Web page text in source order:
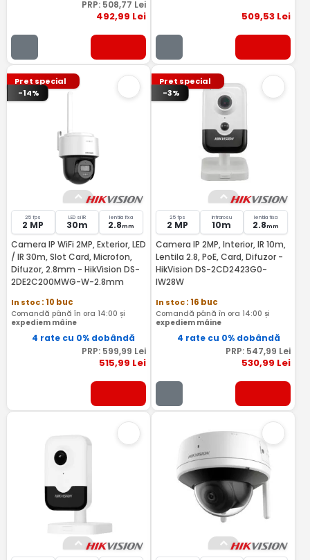
PRP: 508,77 Lei
492,99 Lei 509,53 Lei
Pret special
-14%
25 fps
2 MP
LED si IR
30m
lentila fixa
2.8mm
Camera IP WiFi 2MP, Exterior, LED
/ IR 30m, Slot Card, Microfon,
Difuzor, 2.8mm - HikVision DS-
2DE2C200MWG-W-2.8mm
In stoc: 10 buc
Comandă până în ora 14:00 și
expediem mâine
4 rate cu 0% dobândă
PRP: 599,99 Lei
515,99 Lei
Pret special
-3%
25 fps
2 MP
Infrarosu
10m
lentila fixa
2.8mm
Camera IP 2MP, Interior, IR 10m,
Lentila 2.8, PoE, Card, Difuzor -
HikVision DS-2CD2423G0-
IW28W
In stoc: 16 buc
Comandă până în ora 14:00 și
expediem mâine
4 rate cu 0% dobândă
PRP: 547,99 Lei
530,99 Lei